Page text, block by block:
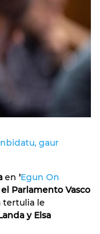
gaur
en 'Egun On
Parlamento Vasco
tertulia le
y Elsa